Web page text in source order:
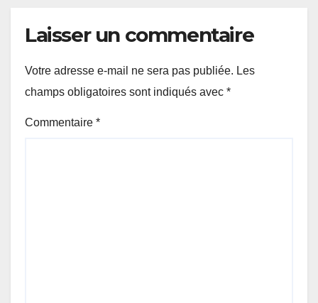
Laisser un commentaire
Votre adresse e-mail ne sera pas publiée. Les
champs obligatoires sont indiqués avec *
Commentaire *